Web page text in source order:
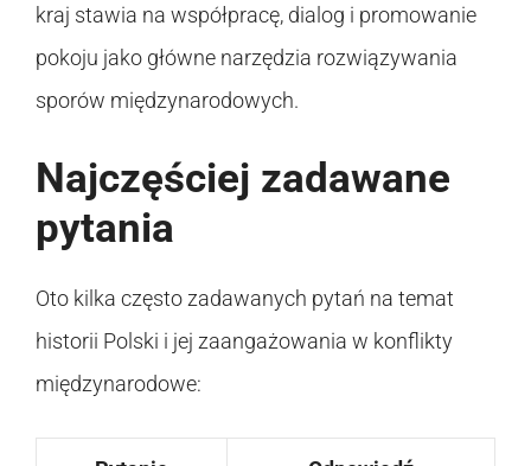
kraj stawia na współpracę, dialog i promowanie
pokoju jako główne narzędzia rozwiązywania
sporów międzynarodowych.
Najczęściej zadawane
pytania
Oto kilka często zadawanych pytań na temat
historii Polski i jej zaangażowania w konflikty
międzynarodowe: